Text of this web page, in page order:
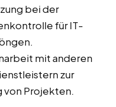
bei der
für IT-
mit anderen
zur
von Projekten.